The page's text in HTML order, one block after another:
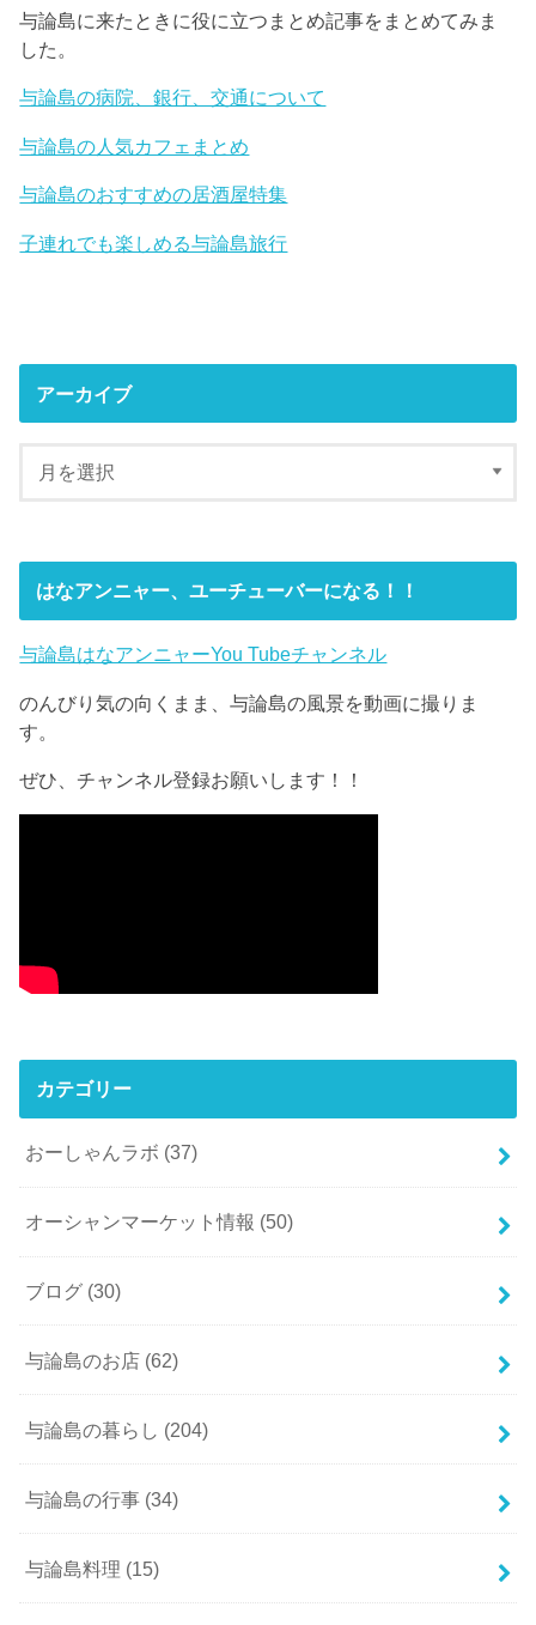
与論島に来たときに役に立つまとめ記事をまとめてみま
した。
与論島の病院、銀行、交通について
与論島の人気カフェまとめ
与論島のおすすめの居酒屋特集
子連れでも楽しめる与論島旅行
アーカイブ
はなアンニャー、ユーチューバーになる！！
与論島はなアンニャーYou Tubeチャンネル
のんびり気の向くまま、与論島の風景を動画に撮りま
す。
ぜひ、チャンネル登録お願いします！！
カテゴリー
おーしゃんラボ (37)
オーシャンマーケット情報 (50)
ブログ (30)
与論島のお店 (62)
与論島の暮らし (204)
与論島の行事 (34)
与論島料理 (15)